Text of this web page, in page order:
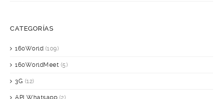
CATEGORÍAS
160World (109)
160WorldMeet (5)
3G (12)
API Whatsapp (2)